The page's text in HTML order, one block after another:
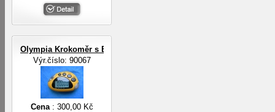
Olympia Krokoměr s EL osvětlením
Výr.číslo: 90067
Cena : 300,00 Kč